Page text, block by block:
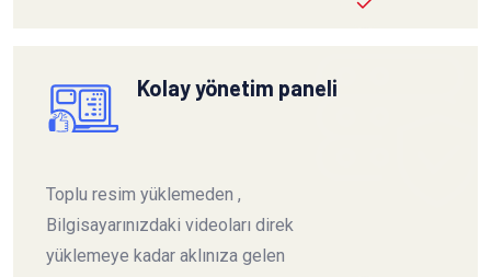
Kolay yönetim paneli
Toplu resim yüklemeden ,
Bilgisayarınızdaki videoları direk
yüklemeye kadar aklınıza gelen